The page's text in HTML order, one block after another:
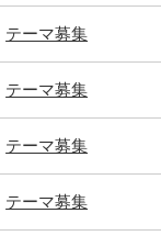
テーマ募集
テーマ募集
テーマ募集
テーマ募集